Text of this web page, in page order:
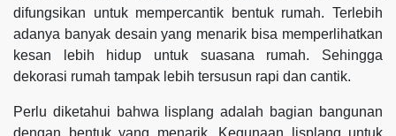
difungsikan untuk mempercantik bentuk rumah. Terlebih
adanya banyak desain yang menarik bisa memperlihatkan
kesan lebih hidup untuk suasana rumah. Sehingga
dekorasi rumah tampak lebih tersusun rapi dan cantik.
Perlu diketahui bahwa lisplang adalah bagian bangunan
dengan bentuk yang menarik. Kegunaan lisplang untuk